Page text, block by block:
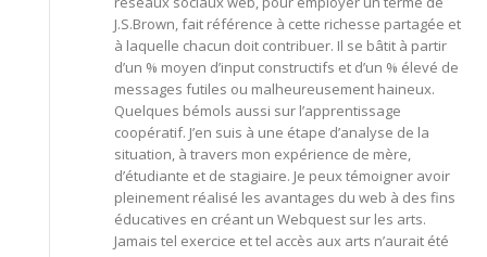
J.S.Brown, fait référence à cette richesse partagée et
à laquelle chacun doit contribuer. Il se bâtit à partir
d’un % moyen d’input constructifs et d’un % élevé de
messages futiles ou malheureusement haineux.
Quelques bémols aussi sur l’apprentissage
coopératif. J’en suis à une étape d’analyse de la
situation, à travers mon expérience de mère,
d’étudiante et de stagiaire. Je peux témoigner avoir
pleinement réalisé les avantages du web à des fins
éducatives en créant un Webquest sur les arts.
Jamais tel exercice et tel accès aux arts n’aurait été